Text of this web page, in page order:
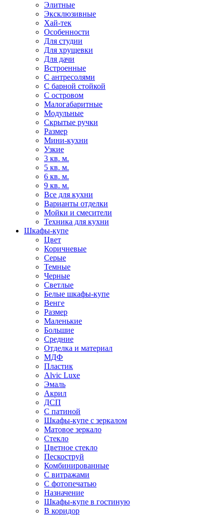
Элитные
Эксклюзивные
Хай-тек
Особенности
Для студии
Для хрущевки
Для дачи
Встроенные
С антресолями
С барной стойкой
С островом
Малогабаритные
Модульные
Скрытые ручки
Размер
Мини-кухни
Узкие
3 кв. м.
5 кв. м.
6 кв. м.
9 кв. м.
Все для кухни
Варианты отделки
Мойки и смесители
Техника для кухни
Шкафы-купе
Цвет
Коричневые
Серые
Темные
Черные
Светлые
Белые шкафы-купе
Венге
Размер
Маленькие
Большие
Средние
Отделка и материал
МДФ
Пластик
Alvic Luxe
Эмаль
Акрил
ДСП
С патиной
Шкафы-купе с зеркалом
Матовое зеркало
Стекло
Цветное стекло
Пескоструй
Комбинированные
С витражами
С фотопечатью
Назначение
Шкафы-купе в гостиную
В коридор